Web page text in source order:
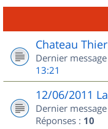
Chateau
Dernier
13:21
12/06/2011
Dernier
Réponses : 10